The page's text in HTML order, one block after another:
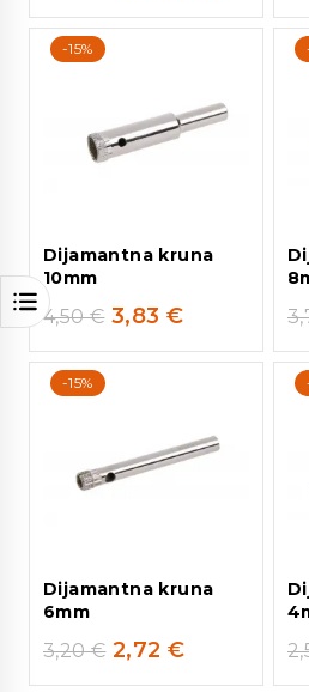
-15%
Dijamantna kruna
10mm
4,50€ 3,83 €
-15%
Dijamantna kruna
6mm
3,20€ 2,72 €